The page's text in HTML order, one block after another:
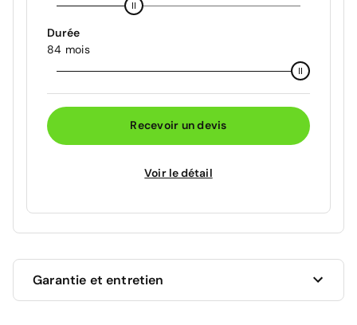
Durée
84 mois
Recevoir un devis
Voir le détail
Garantie et entretien